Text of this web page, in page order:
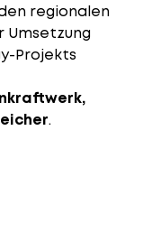
regionalen
Umsetzung
Projekts
.